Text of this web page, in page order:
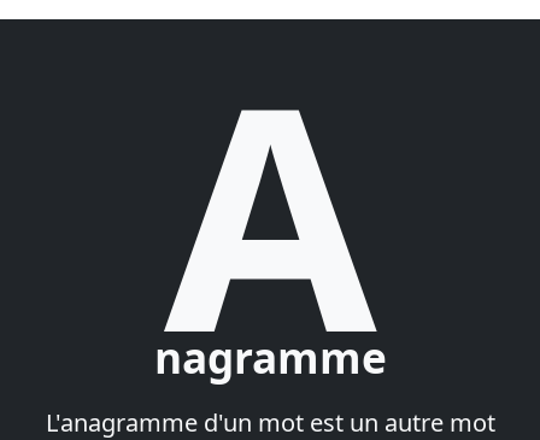
A
nagramme
L'anagramme d'un mot est un autre mot